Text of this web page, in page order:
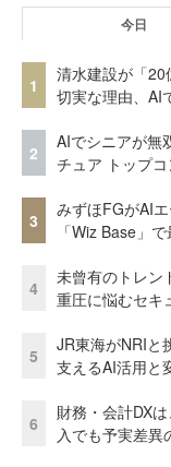
今日
1
清水建設が「20
切実な理由、AI
2
AIでシニアが無
チュア トップ
3
みずほFGがAI
「Wiz Base」
4
未曾有のトレン
重圧に悩むセキ
5
JR東海がNRIと
支えるAI活用と
6
財務・会計DX
入でも予実差